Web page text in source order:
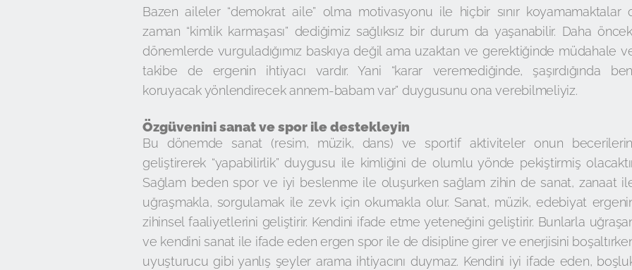
Bazen aileler “demokrat aile” olma motivasyonu ile hiçbir sınır koyamamaktalar
zaman “kimlik karmaşası” dediğimiz sağlıksız bir durum da yaşanabilir. Daha
dönemlerde vurguladığımız baskıya değil ama uzaktan ve gerektiğinde müdahale
takibe de ergenin ihtiyacı vardır. Yani “karar veremediğinde, şaşırdığında
koruyacak yönlendirecek annem-babam var” duygusunu ona verebilmeliyiz.
Özgüvenini sanat ve spor ile destekleyin
Bu dönemde sanat (resim, müzik, dans) ve sportif aktiviteler onun
geliştirerek “yapabilirlik” duygusu ile kimliğini de olumlu yönde pekiştirmiş
Sağlam beden spor ve iyi beslenme ile oluşurken sağlam zihin de sanat, zanaat
uğraşmakla, sorgulamak ile zevk için okumakla olur. Sanat, müzik, edebiyat
zihinsel faaliyetlerini geliştirir. Kendini ifade etme yeteneğini geliştirir. Bunlarla
ve kendini sanat ile ifade eden ergen spor ile de disipline girer ve enerjisini
uyuşturucu gibi yanlış şeyler arama ihtiyacını duymaz. Kendini iyi ifade eden,